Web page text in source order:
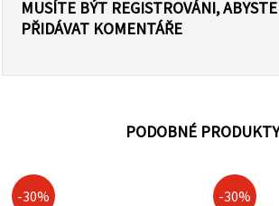
MUSÍTE BÝT REGISTROVÁNI,
PŘIDÁVAT KOMENTÁŘE
PODOBNÉ PRODUKTY
-30% -30%